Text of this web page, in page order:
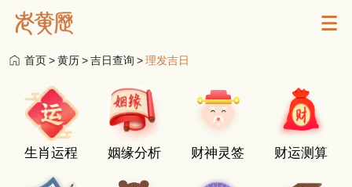
首页>黄历>吉日查询 >理发吉日
生肖运程 姻缘分析 财神灵签 财运测算